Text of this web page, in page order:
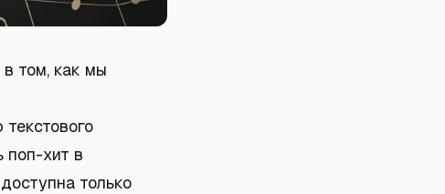
том, как мы
поп-хит в
только